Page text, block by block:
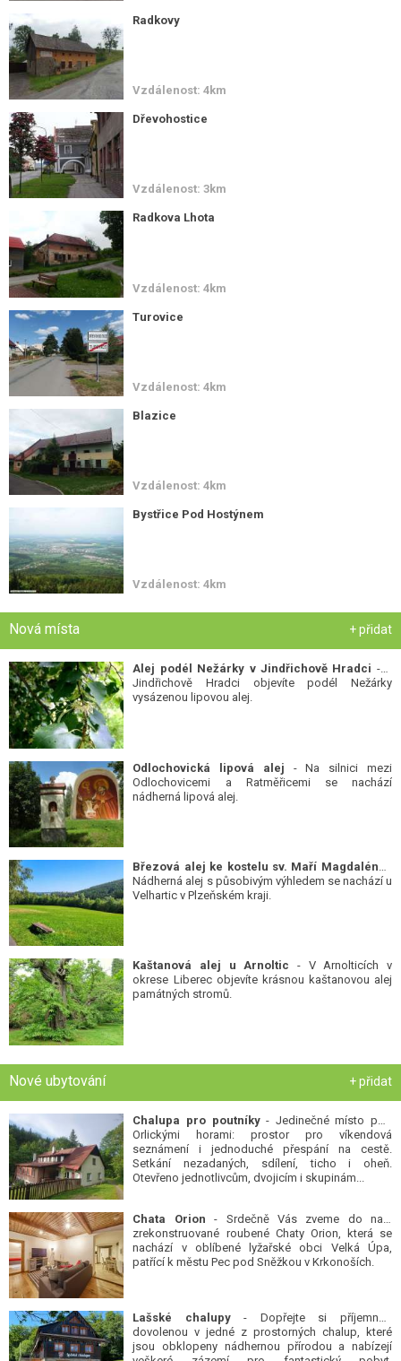
Radkovy
Vzdálenost: 4km
Dřevohostice
Vzdálenost: 3km
Radkova Lhota
Vzdálenost: 4km
Turovice
Vzdálenost: 4km
Blazice
Vzdálenost: 4km
Bystřice Pod Hostýnem
Vzdálenost: 4km
Nová místa + přidat
Alej podél Nežárky v Jindřichově Hradci - V
Jindřichově Hradci objevíte podél Nežárky
vysázenou lipovou alej.
Odlochovická lipová alej - Na silnici mezi
Odlochovicemi a Ratměřicemi se nachází
nádherná lipová alej.
Nádherná alej s působivým výhledem se nachází u
Velhartic v Plzeňském kraji.
Kaštanová alej u Arnoltic - V Arnolticích v
okrese Liberec objevíte krásnou kaštanovou alej
památných stromů.
Nové ubytování + přidat
Chalupa pro poutníky- Jedinečné místo pod
Orlickými horami: prostor pro víkendová
seznámení i jednoduché přespání na cestě.
Setkání nezadaných, sdílení, ticho i oheň.
Otevřeno jednotlivcům, dvojicím i skupinám...
Chata Orion - Srdečně Vás zveme do naší
zrekonstruované roubené Chaty Orion, která se
nachází v oblíbené lyžařské obci Velká Úpa,
patřící k městu Pec pod Sněžkou v Krkonoších.
Lašské chalupy- Dopřejte si příjemnou
dovolenou v jedné z prostorných chalup, které
jsou obklopeny nádhernou přírodou a nabízejí